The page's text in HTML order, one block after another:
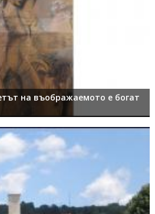
на въображаемото е богат